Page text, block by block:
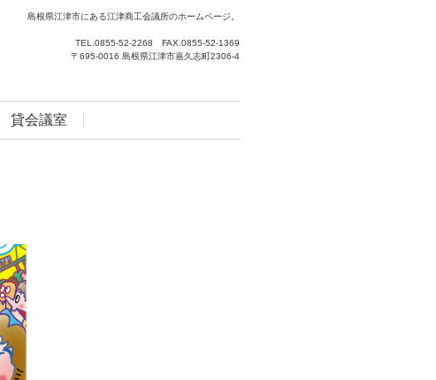
島根県江津市にある江津商工会議所のホームページ。
TEL.0855-52-2268 FAX.0855-52-1369
〒695-0016 島根県江津市嘉久志町2306-4
貸会議室